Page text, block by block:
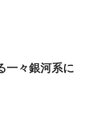
一々銀河系に